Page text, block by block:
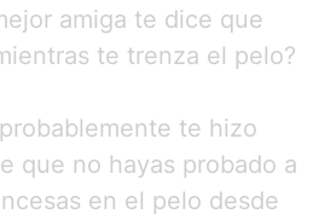
amiga te dice que
te trenza el pelo?
te hizo
que no hayas probado a
en el pelo desde